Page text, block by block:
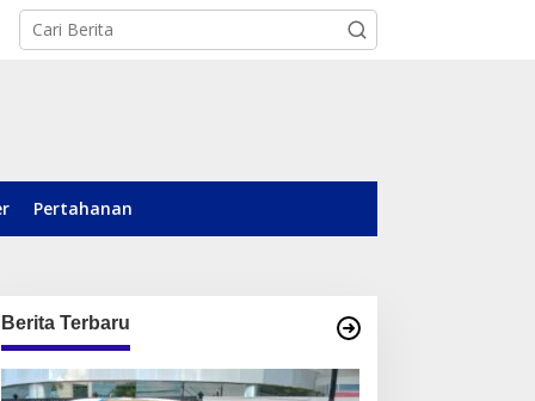
Pertahanan
Berita Terbaru